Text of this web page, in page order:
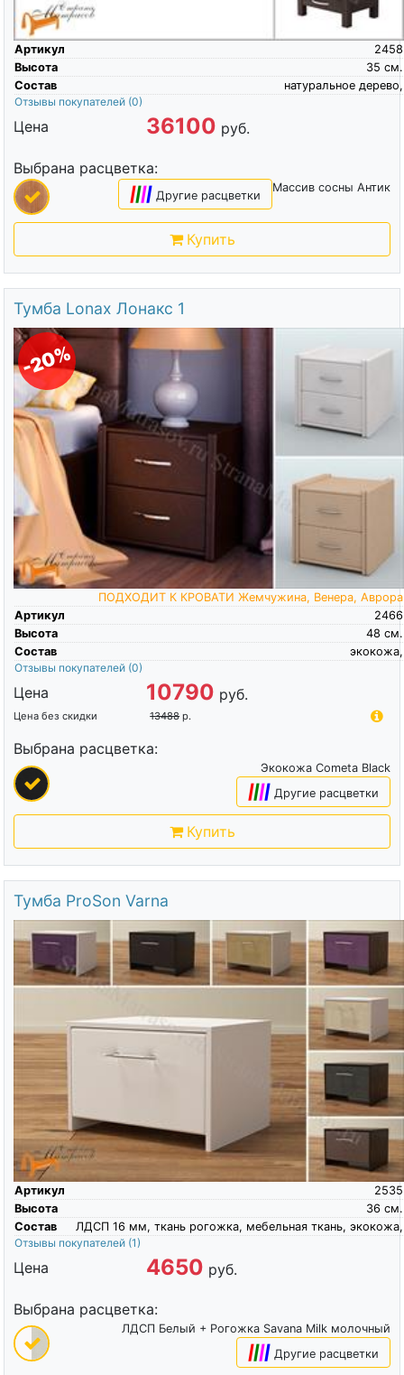
Артикул
2458
Высота
см.
35
Состав
натуральное дерево,
Отзывы покупателей (0)
Цена 36100 руб.
Выбрана расцветка:
Массив сосны Антик
|||| Другие расцветки
Купить
Тумба Lonax Лонакс 1
-20%
ПОДХОДИТ К КРОВАТИ Жемчужина, Венера, Аврора
Артикул
2466
Высота
см.
48
Состав
экокожа,
Отзывы покупателей (0)
Цена 10790 руб.
Цена без скидки 13488 р.
Выбрана расцветка:
Экокожа Cometa Black
|||| Другие расцветки
Купить
Тумба ProSon Varna
Артикул
2535
Высота
см.
36
Состав
ЛДСП 16 мм, ткань рогожка, мебельная ткань, экокожа,
Отзывы покупателей (1)
Цена 4650 руб.
Выбрана расцветка:
ЛДСП Белый + Рогожка Savana Milk молочный
|||| Другие расцветки